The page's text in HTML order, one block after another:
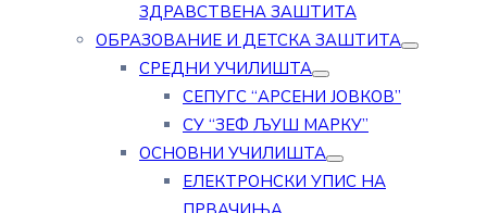
ЗДРАВСТВЕНА ЗАШТИТА
ОБРАЗОВАНИЕ И ДЕТСКА ЗАШТИТА
СРЕДНИ УЧИЛИШТА
СЕПУГС “АРСЕНИ ЈОВКОВ”
СУ “ЗЕФ ЉУШ МАРКУ”
ОСНОВНИ УЧИЛИШТА
ЕЛЕКТРОНСКИ УПИС НА